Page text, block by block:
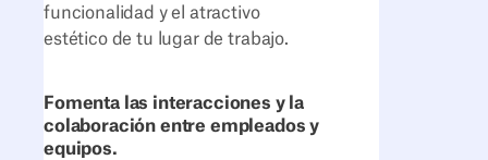
funcionalidad y el atractivo
estético de tu lugar de trabajo.
Fomenta las interacciones y la
colaboración entre empleados y
equipos.